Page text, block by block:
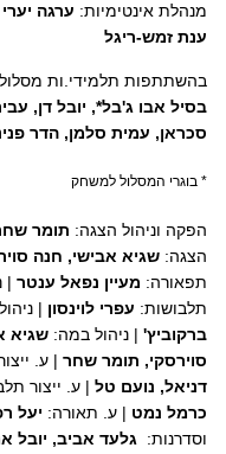
מנהלת אינטימיות: ערגה יערי
ענת זמש-ריגל
בהשתתפות תלמידי.ות
בסיל אבו ג'בל*, יובל דן,
סכראן, עמית סלמן, הדר
* בוגרי המסלול למשחק
הפקה וניהול הצגה: תומר
הצגה: שגיא אבישי, חנה
תפאורה: מעיין נפאל ענטר |
תלבושות: עפרי לוינסון |
ברקוביץ' | ניהול במה: שגיא
סוירסקי, תומר שחר | ע.
דניאל, נועם טל | ע. ייצור
כרמל נמט | ע. תאורה: יעל
וסדרנות: גלעד אביב, יובל